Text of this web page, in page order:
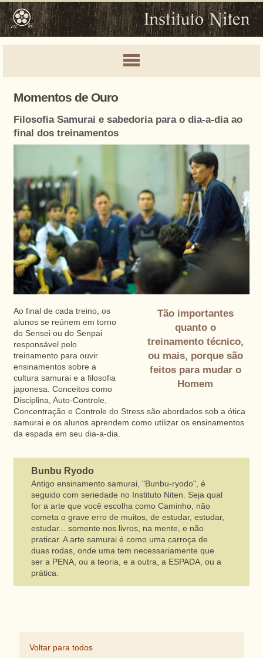
Momentos de Ouro
Filosofia Samurai e sabedoria para o dia-a-dia ao
final dos treinamentos
Tão importantes
quanto o
treinamento técnico,
ou mais, porque são
feitos para mudar o
Homem
Ao final de cada treino, os
alunos se reúnem em torno
do Sensei ou do Senpai
responsável pelo
treinamento para ouvir
ensinamentos sobre a
cultura samurai e a filosofia
japonesa. Conceitos como
Disciplina, Auto-Controle,
Concentração e Controle do Stress são abordados sob a ótica
samurai e os alunos aprendem como utilizar os ensinamentos
da espada em seu dia-a-dia.
Bunbu Ryodo
Antigo ensinamento samurai, "Bunbu-ryodo", é
seguido com seriedade no Instituto Niten. Seja qual
for a arte que você escolha como Caminho, não
cometa o grave erro de muitos, de estudar, estudar,
estudar... somente nos livros, na mente, e não
praticar. A arte samurai é como uma carroça de
duas rodas, onde uma tem necessariamente que
ser a PENA, ou a teoria, e a outra, a ESPADA, ou a
prática.
Voltar para todos